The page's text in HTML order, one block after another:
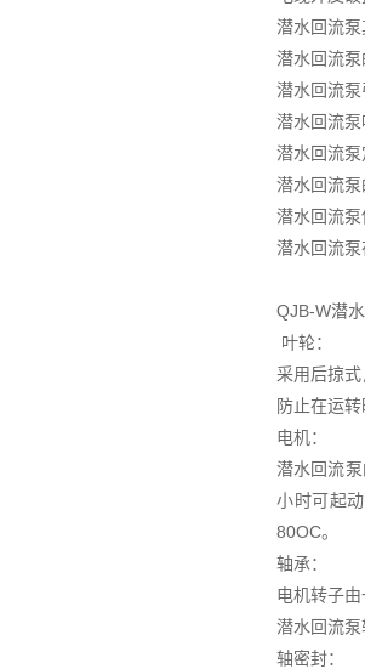
潜水回流
潜水回流
潜水回流
潜水回流
潜水回流
潜水回流
潜水回流
潜水回流
QJB-W潜
叶轮：
采用后掠
防止在运
电机：
潜水回流
小时可起
80OC。
轴承：
电机转子
潜水回流
轴密封：